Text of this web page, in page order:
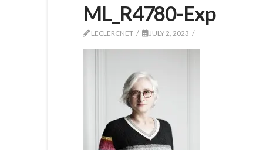
ML_R4780-Exp
LECLERCNET JULY 2, 2023